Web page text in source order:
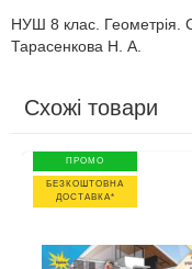
НУШ 8 клас. Геометрія.
Тарасенкова Н. А.
Схожі товари
ПРОМО
БЕЗКОШТОВНА
ДОСТАВКА*